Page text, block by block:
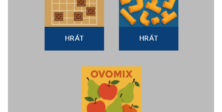
HRÁT HRÁT